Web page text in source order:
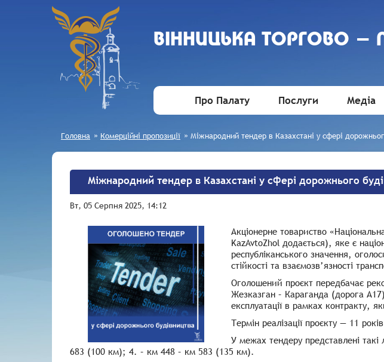
ВIННИЦЬКА ТОРГОВО -
Про Палату Послуги Медіа
Головна » Комерційні пропозиції » Міжнародний тендер в Казахстані у сфері
Міжнародний тендер в Казахстані у сфері дорожнього
Вт, 05 Серпня 2025, 14:12
Акціонерне товариство
KazAvtoZhol додається), яке є
республіканського значення,
стійкості та взаємозв’язності
Оголошений проєкт передбачає
Жезказган – Караганда (дорога
експлуатації в рамках контракту,
Термін реалізації проєкту — 11
У межах тендеру представлені
683 (100 км); 4. – км 448 – км 583 (135 км).